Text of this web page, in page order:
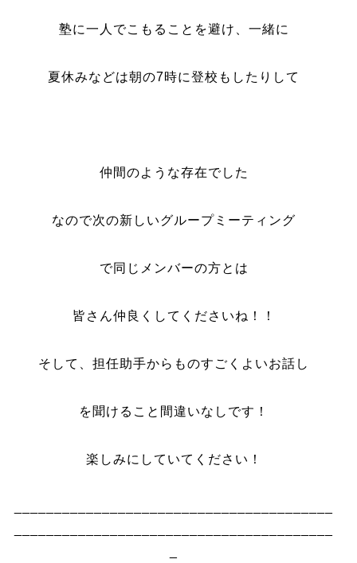
塾に一人でこもることを避け、一緒に
夏休みなどは朝の7時に登校もしたりして
仲間のような存在でした
なので次の新しいグループミーティング
で同じメンバーの方とは
皆さん仲良くしてくださいね！！
そして、担任助手からものすごくよいお話し
を聞けること間違いなしです！
楽しみにしていてください！